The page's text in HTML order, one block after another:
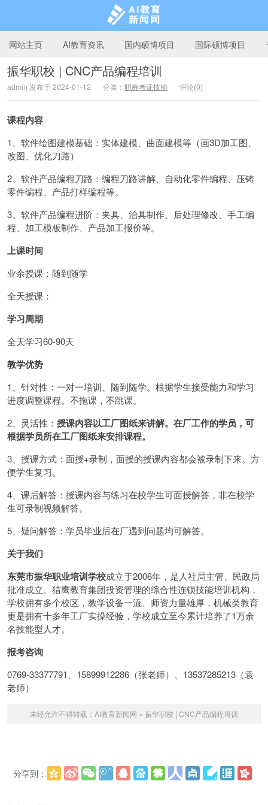
AI教育新闻网
网站主页 AI教育资讯 国内硕博项目 国际硕博项目
振华职校 | CNC产品编程培训
admin 发布于 2024-01-12 分类： 职称考证技能 评论(0)
课程内容
1、软件绘图建模基础：实体建模、曲面建模等（画3D加工图、
改图、优化刀路）
2、软件产品编程刀路：编程刀路讲解、自动化零件编程、压铸
零件编程、产品打样编程等。
3、软件产品编程进阶：夹具、治具制作、后处理修改、手工编
程、加工模板制作、产品加工报价等。
上课时间
业余授课：随到随学
全天授课：
学习周期
全天学习60-90天
教学优势
1、针对性：一对一培训、随到随学。根据学生接受能力和学习
进度调整课程。不拖课，不跳课。
2、灵活性： 授课内容以工厂图纸来讲解。在厂工作的学员，可
根据学员所在工厂图纸来安排课程。
3、授课方式：面授+录制，面授的授课内容都会被录制下来。方
便学生复习。
4、课后解答：授课内容与练习在校学生可面授解答，非在校学
生可录制视频解答。
5、疑问解答：学员毕业后在厂遇到问题均可解答。
关于我们
东莞市振华职业培训学校成立于2006年，是人社局主管、民政局
批准成立、猎鹰教育集团投资管理的综合性连锁技能培训机构，
学校拥有多个校区，教学设备一流、师资力量雄厚，机械类教育
更是拥有十多年工厂实操经验，学校成立至今累计培养了1万余
名技能型人才。
报考咨询
0769-33377791、15899912286（张老师）、13537285213（袁
老师）
未经允许不得转载： AI教育新闻网 » 振华职校 | CNC产品编程培训
分享到：